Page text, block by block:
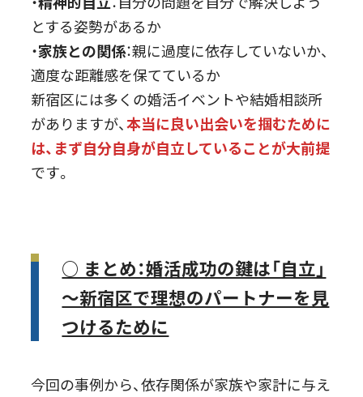
とする姿勢があるか
・家族との関係：親に過度に依存していないか、
適度な距離感を保てているか
新宿区には多くの婚活イベントや結婚相談所
がありますが、本当に良い出会いを掴むために
は、まず自分自身が自立していることが大前提
です。
○ まとめ：婚活成功の鍵は「自立」
～新宿区で理想のパートナーを見
つけるために
今回の事例から、依存関係が家族や家計に与え